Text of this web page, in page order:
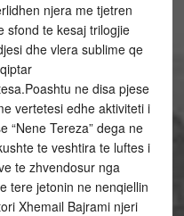
njera me tjetren
sfond te kesaj trilogjie
dhe vlera sublime qe
ne disa pjese
vertetesi edhe aktiviteti i
“Nene Tereza” dega ne
te veshtira te luftes i
te zhvendosur nga
tere jetonin ne nenqiellin
Xhemail Bajrami njeri